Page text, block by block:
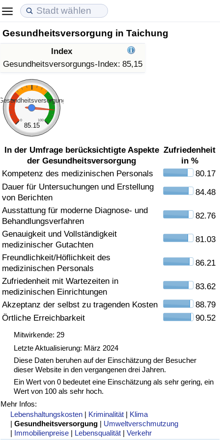
Gesundheitsversorgung in Taichung
Index
Gesundheitsversorgungs-Index: 85,15
0 100
85.15
In der Umfrage berücksichtigte Aspekte
der Gesundheitsversorgung
Zufriedenheit
in %
Kompetenz des medizinischen Personals
80.17
Dauer für Untersuchungen und Erstellung
von Berichten
84.48
Ausstattung für moderne Diagnose- und
Behandlungsverfahren
82.76
Genauigkeit und Vollständigkeit
medizinischer Gutachten
81.03
Freundlichkeit/Höflichkeit des
medizinischen Personals
86.21
Zufriedenheit mit Wartezeiten in
medizinischen Einrichtungen
83.62
Akzeptanz der selbst zu tragenden Kosten
88.79
Örtliche Erreichbarkeit
90.52
Mitwirkende: 29
Letzte Aktualisierung: März 2024
Diese Daten beruhen auf der Einschätzung der Besucher
dieser Website in den vergangenen drei Jahren.
Ein Wert von 0 bedeutet eine Einschätzung als sehr gering, ein
Wert von 100 als sehr hoch.
Mehr Infos:
Lebenshaltungskosten | Kriminalität | Klima
|Gesundheitsversorgung | Umweltverschmutzung
| Immobilienpreise | Lebensqualität |Verkehr
Lebenshaltungskosten
Lebenshaltungskosten-Index (aktuell)
Lebenshaltungskosten-Index
Lebenshaltungskosten-Index nach Land
in Akaba
Immobilienpreise
Immobilienpreis-Index (aktuell)
Immobilienpreis-Index
Immobilienpreis-Index nach Land
Lebensqualität
Lebensqualität-Index
Lebensqualität-Index (aktuell)
Lebensqualitätsindex nach Land
Kriminalität
Kriminalitäts-Index (aktuell)
Kriminalitäts-Index
Kriminalitätsindex nach Land
Gesundheitsversorgung
Gesundheitsversorgungs-Index (aktuell)
Gesundheitsversorgungs-Index
Gesundheitsversorgungs-Index nach Land
Umweltverschmutzung
Umweltverschmutzungs-Index (aktuell)
Verschmutzungsindex
Umweltverschmutzungs-Index nach Land
Verkehr